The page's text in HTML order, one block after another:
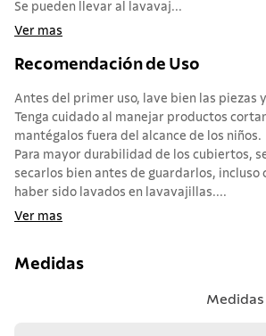
Se pueden llevar al lavavaj...
Ver mas
Recomendación de Uso
Antes del primer uso, lave bien las piezas
Tenga cuidado al manejar productos
mantégalos fuera del alcance de los niños.
Para mayor durabilidad de los cubiertos,
secarlos bien antes de guardarlos, incluso
haber sido lavados en lavavajillas....
Ver mas
Medidas
Medidas